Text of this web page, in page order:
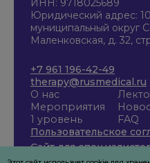
ИНН: 9718025689
Юридический адрес:
муниципальный округ
Маленковская, д. 32,
+7 961 196-42-49
therapy@rusmedical.ru
О нас
Мероприятия
1 уровень
FAQ
Пользовательское
Сайт для